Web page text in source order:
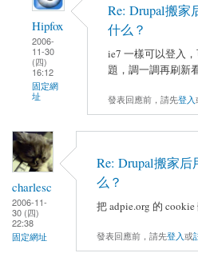
Hipfox
2006-
11-30
(四)
16:12
固定網
址
Re: Drupal搬家
什么？
ie7 一樣可以登入
題，調一調再刷新
發表回應前，請先登入
charlesc
2006-11-
30 (四)
22:38
固定網址
Re: Drupal搬家
么？
把 adpie.org 的 cookie
發表回應前，請先登入或